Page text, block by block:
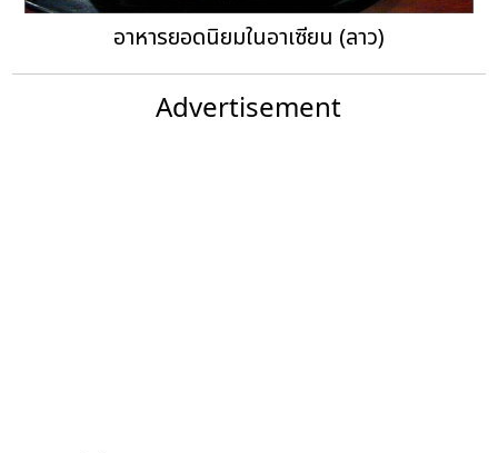
อาหารยอดนิยมในอาเซียน (ลาว)
Advertisement